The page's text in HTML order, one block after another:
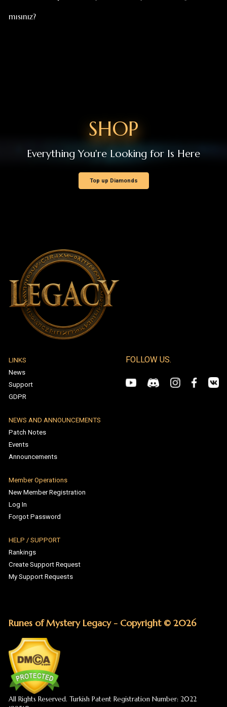
News
Support
GDPR
NEWS AND ANNOUNCEMENTS
Patch Notes
Member Operations
New Member Registration
Log In
HELP / SUPPORT
Rankings
Create Support Request
Runes of Mystery Legacy - Copyright © 2026
All Rights Reserved. Turkish Patent Registration Number: 2022